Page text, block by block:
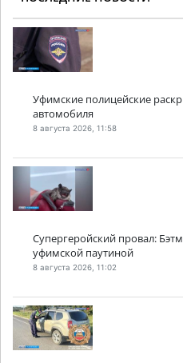
Уфимские полицейские
автомобиля
8 августа 2026, 11:58
Супергеройский провал:
уфимской паутиной
8 августа 2026, 11:02